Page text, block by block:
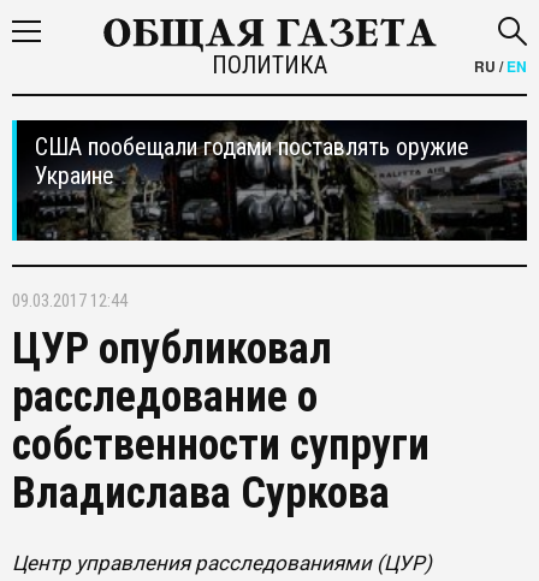
ПОЛИТИКА RU /EN
США пообещали годами поставлять оружие
Украине
09.03.2017 12:44
ЦУР опубликовал
расследование о
собственности супруги
Владислава Суркова
Центр управления расследованиями (ЦУР)